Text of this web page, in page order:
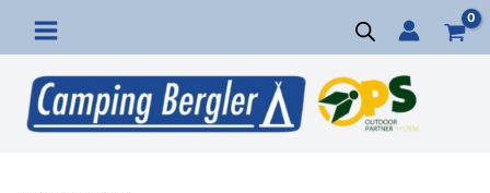
Inhalt
springen